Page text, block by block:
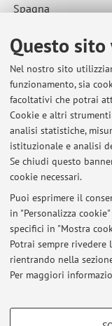
Questo
Nel nostro sito
funzionamento, sia
facoltativi che potrai
Cookie e altri
analisi statistiche,
istituzionale e analisi
Se chiudi questo
cookie necessari.
Puoi esprimere il
in "Personalizza
specifici in "Mostra
Potrai sempre
rientrando nella
Per maggiori
COOKIE DI
Spagna
Differimento dei
abilitazione assistente
Pubblicato il: 02 maggio
Laboratorio di metodi e
Pubblicato il: 23 aprile
Laboratorio sul ruolo
competenze e prassi
Pubblicato il: 15 aprile